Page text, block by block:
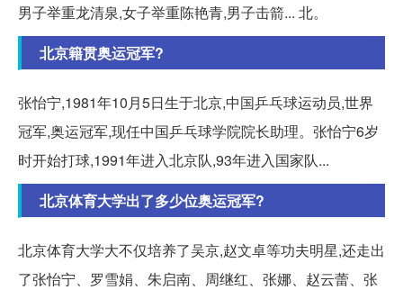
男子举重龙清泉,女子举重陈艳青,男子击箭... 北。
北京籍贯奥运冠军?
张怡宁,1981年10月5日生于北京,中国乒乓球运动员,世界
冠军,奥运冠军,现任中国乒乓球学院院长助理。张怡宁6岁
时开始打球,1991年进入北京队,93年进入国家队...
北京体育大学出了多少位奥运冠军?
北京体育大学大不仅培养了吴京,赵文卓等功夫明星,还走出
了张怡宁、罗雪娟、朱启南、周继红、张娜、赵云蕾、张